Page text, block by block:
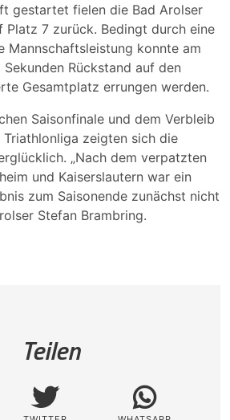
gestartet fielen die Bad Arolser
Platz 7 zurück. Bedingt durch eine
Mannschaftsleistung konnte am
Rückstand auf den
Gesamtplatz errungen werden.
Saisonfinale und dem Verbleib
zeigten sich die
„Nach dem verpatzten
und Kaiserslautern war ein
zum Saisonende zunächst nicht
Stefan Brambring.
Teilen